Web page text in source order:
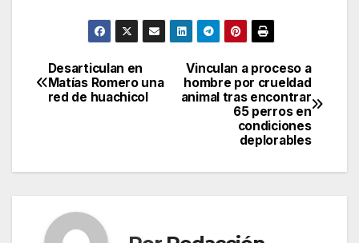
Navegación
de
Vinculan a proceso a
hombre por crueldad
animal tras encontrar
65 perros en
condiciones
deplorables
Desarticulan en
Matías Romero una
red de huachicol